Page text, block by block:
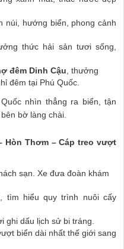
núi, hướng biển, phong cảnh
thức hải sản tươi sống,
đêm Dinh Cậu, thưởng
đêm tại Phú Quốc.
nhìn thẳng ra biển, tận
bờ làng chài.
Hòn Thơm – Cáp treo vượt
sạn. Xe đưa đoàn khám
, tìm hiểu quy trình nuôi cấy
ghi dấu lịch sử bi tráng.
biển dài nhất thế giới sang